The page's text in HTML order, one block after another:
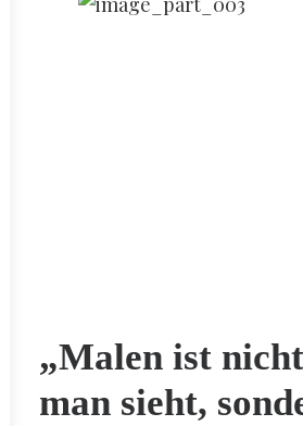
„Malen ist
man sieht,